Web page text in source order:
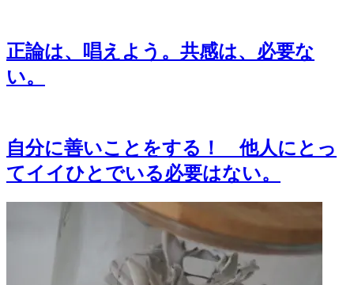
正論は、唱えよう。共感は、必要な
い。
自分に善いことをする！ 他人にとっ
てイイひとでいる必要はない。